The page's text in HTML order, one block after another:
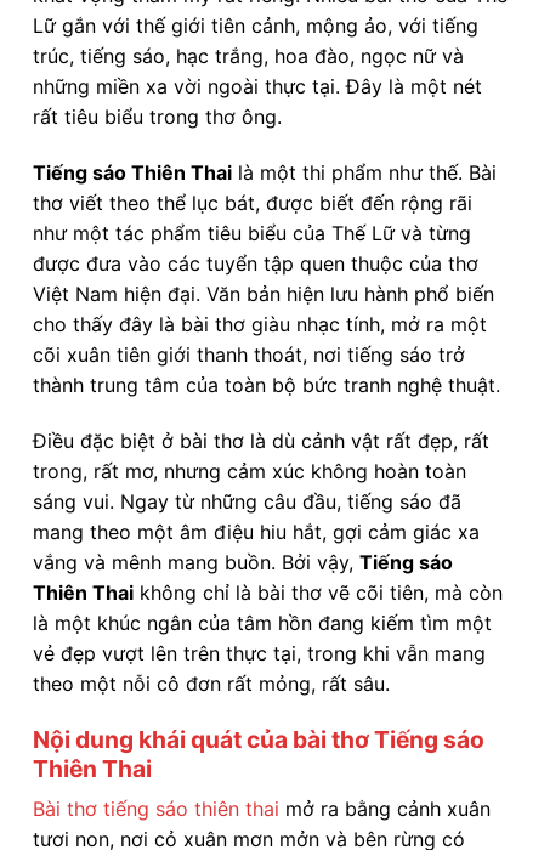
Lữ gắn với thế giới tiên cảnh, mộng ảo, với tiếng
trúc, tiếng sáo, hạc trắng, hoa đào, ngọc nữ và
những miền xa vời ngoài thực tại. Đây là một nét
rất tiêu biểu trong thơ ông.
Tiếng sáo Thiên Thai là một thi phẩm như thế. Bài
thơ viết theo thể lục bát, được biết đến rộng rãi
như một tác phẩm tiêu biểu của Thế Lữ và từng
được đưa vào các tuyển tập quen thuộc của thơ
Việt Nam hiện đại. Văn bản hiện lưu hành phổ biến
cho thấy đây là bài thơ giàu nhạc tính, mở ra một
cõi xuân tiên giới thanh thoát, nơi tiếng sáo trở
thành trung tâm của toàn bộ bức tranh nghệ thuật.
Điều đặc biệt ở bài thơ là dù cảnh vật rất đẹp, rất
trong, rất mơ, nhưng cảm xúc không hoàn toàn
sáng vui. Ngay từ những câu đầu, tiếng sáo đã
mang theo một âm điệu hiu hắt, gợi cảm giác xa
vắng và mênh mang buồn. Bởi vậy, Tiếng sáo
Thiên Thai không chỉ là bài thơ vẽ cõi tiên, mà còn
là một khúc ngân của tâm hồn đang kiếm tìm một
vẻ đẹp vượt lên trên thực tại, trong khi vẫn mang
theo một nỗi cô đơn rất mỏng, rất sâu.
Nội dung khái quát của bài thơ Tiếng sáo
Thiên Thai
Bài thơ tiếng sáo thiên thai mở ra bằng cảnh xuân
tươi non, nơi cỏ xuân mơn mởn và bên rừng có